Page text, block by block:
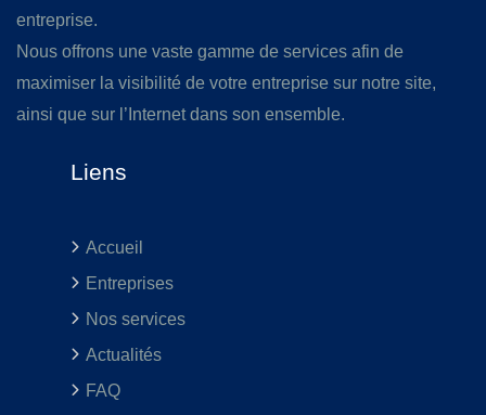
entreprise.
Nous offrons une vaste gamme de services afin de
maximiser la visibilité de votre entreprise sur notre site,
ainsi que sur l’Internet dans son ensemble.
Liens
Accueil
Entreprises
Nos services
Actualités
FAQ